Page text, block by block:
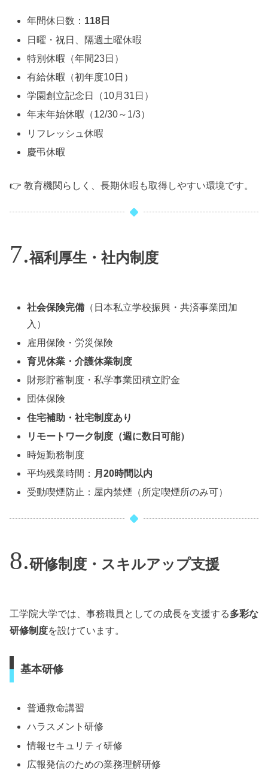
年間休日数： 118日
日曜・祝日、隔週土曜休暇
特別休暇（年間23日）
有給休暇（初年度10日）
学園創立記念日（10月31日）
年末年始休暇（12/30～1/3）
リフレッシュ休暇
慶弔休暇
👉 教育機関らしく、長期休暇も取得しやすい環境です。
福利厚生・社内制度
社会保険完備 （日本私立学校振興・共済事業団加
入）
雇用保険・労災保険
育児休業・介護休業制度
財形貯蓄制度・私学事業団積立貯金
団体保険
住宅補助・社宅制度あり
リモートワーク制度（週に数日可能）
時短勤務制度
平均残業時間： 月20時間以内
受動喫煙防止：屋内禁煙（所定喫煙所のみ可）
研修制度・スキルアップ支援
工学院大学では、事務職員としての成長を支援する多彩な
研修制度を設けています。
基本研修
普通救命講習
ハラスメント研修
情報セキュリティ研修
広報発信のための業務理解研修